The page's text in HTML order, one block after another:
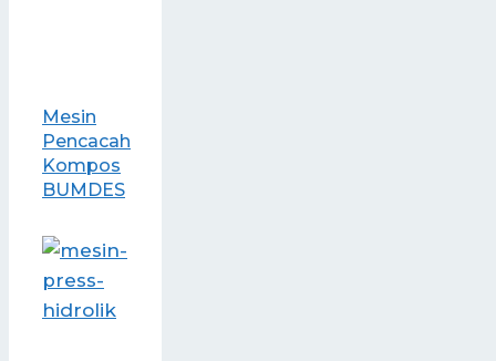
Mesin
Pencacah
Kompos
BUMDES